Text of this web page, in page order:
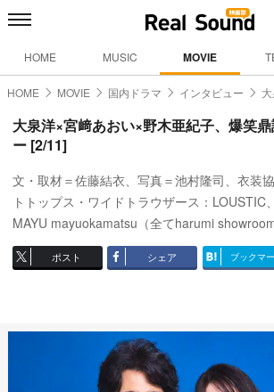
HOME MUSIC MOVIE
HOME MOVIE 国内ドラマ インタビュー
大泉洋×宮﨑あおい×野木亜紀子、爆笑
ー [2/11]
文・取材＝佐藤結衣、写真＝池村隆司、衣装
トトップス・ワイドトラウザース：LOUSTIC
MAYU mayuokamatsu（全てharumi showroom
ポスト シェア ブックマ